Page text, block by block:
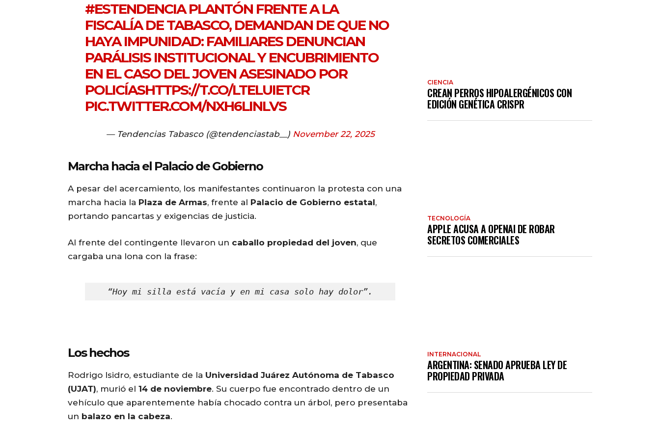
#ESTENDENCIAPLANTÓN FRENTE A LA
FISCALÍA DE TABASCO, DEMANDAN DE QUE NO
HAYA IMPUNIDAD: FAMILIARES DENUNCIAN
PARÁLISIS INSTITUCIONAL Y ENCUBRIMIENTO
EN EL CASO DEL JOVEN ASESINADO POR
POLICÍASHTTPS://T.CO/LTELUIETCR
PIC.TWITTER.COM/NXH6LINLVS
— Tendencias Tabasco (@tendenciastab__) November 22, 2025
Marcha hacia el Palacio de Gobierno
A pesar del acercamiento, los manifestantes continuaron la protesta con una
marcha hacia la Plaza de Armas, frente al Palacio de Gobierno estatal,
portando pancartas y exigencias de justicia.
Al frente del contingente llevaron un caballo propiedad del joven, que
cargaba una lona con la frase:
“Hoy mi silla está vacía y en mi casa solo hay dolor”.
Los hechos
Rodrigo Isidro, estudiante de la Universidad Juárez Autónoma de Tabasco
(UJAT), murió el 14 de noviembre. Su cuerpo fue encontrado dentro de un
vehículo que aparentemente había chocado contra un árbol, pero presentaba
un balazo en la cabeza.
CIENCIA
CREAN PERROS HIPOALERGÉNICOS CON
EDICIÓN GENÉTICA CRISPR
TECNOLOGÍA
APPLE ACUSA A OPENAI DE ROBAR
SECRETOS COMERCIALES
INTERNACIONAL
ARGENTINA: SENADO APRUEBA LEY DE
PROPIEDAD PRIVADA